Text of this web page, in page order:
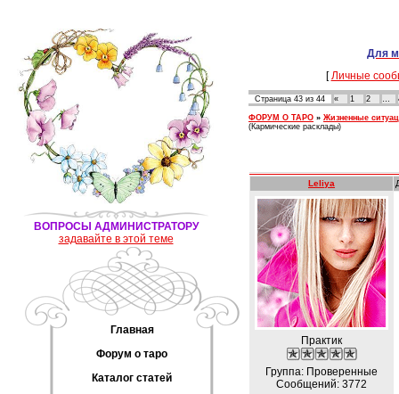
ВОПРОСЫ АДМИНИСТРАТОРУ
задавайте в этой теме
Главная
Форум о таро
Каталог статей
Для
[ Личные
Страница 43 из 44 « 1 2 …
ФОРУМ О ТАРО » Жизненные
(Кармические расклады)
Leliya
Практик
Группа: Проверенные
Сообщений: 3772